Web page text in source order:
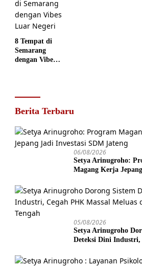
8 Tempat di
Semarang
dengan Vibes
Berita Terbaru
06/08/2026
Setya Arinugroho:
Magang Kerja
05/08/2026
Setya Arinugroho
Deteksi Dini Industri,